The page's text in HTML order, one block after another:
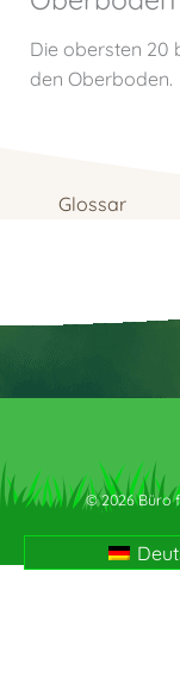
Die obersten 20
den Oberboden.
Glossar
© 2026 Büro